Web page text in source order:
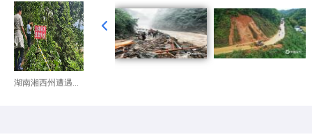
湖南湘西州遭遇...